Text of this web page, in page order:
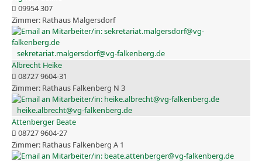
09954 307
Rathaus Malgersdorf
sekretariat.malgersdorf@vg-falkenberg.de
Albrecht Heike
08727 9604-31
Rathaus Falkenberg N 3
heike.albrecht@vg-falkenberg.de
Attenberger Beate
08727 9604-27
Rathaus Falkenberg A 1